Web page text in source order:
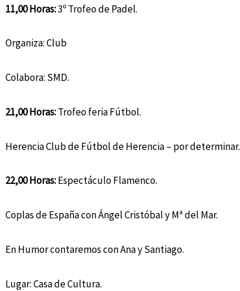
11,00 Horas:3º Trofeo de Padel.
Organiza: Club
Colabora: SMD.
21,00 Horas:Trofeo feria Fútbol.
Herencia Club de Fútbol de Herencia – por determinar.
22,00 Horas:Espectáculo Flamenco.
Coplas de España con Ángel Cristóbal y Mª del Mar.
En Humor contaremos con Ana y Santiago.
Lugar: Casa de Cultura.